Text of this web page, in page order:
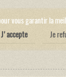
vous garantir la
J'accepte
Je